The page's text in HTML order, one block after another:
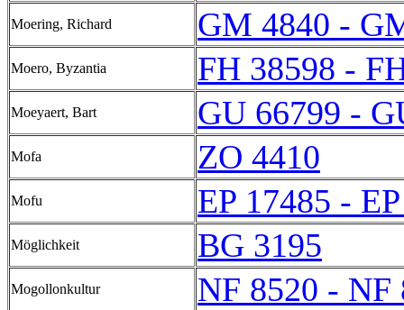
Moering, Richard GM 4840 -
Moero, Byzantia FH 38598 -
Moeyaert, Bart GU 66799 -
Mofa ZO 4410
Mofu EP 17485 -
Möglichkeit BG 3195
Mogollonkultur NF 8520 - NF